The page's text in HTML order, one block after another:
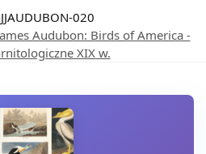
emigrant o burzliwej
jako ornitolog, ale przede
metody przedstawiania
020
Audubon: Birds of America -
XIX w.